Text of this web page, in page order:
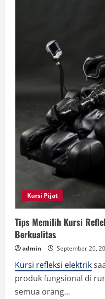
Kursi Pijat
Tips Memilih Kursi
Berkualitas
admin September 26,
Kursi refleksi elektrik
produk fungsional di
semua orang...